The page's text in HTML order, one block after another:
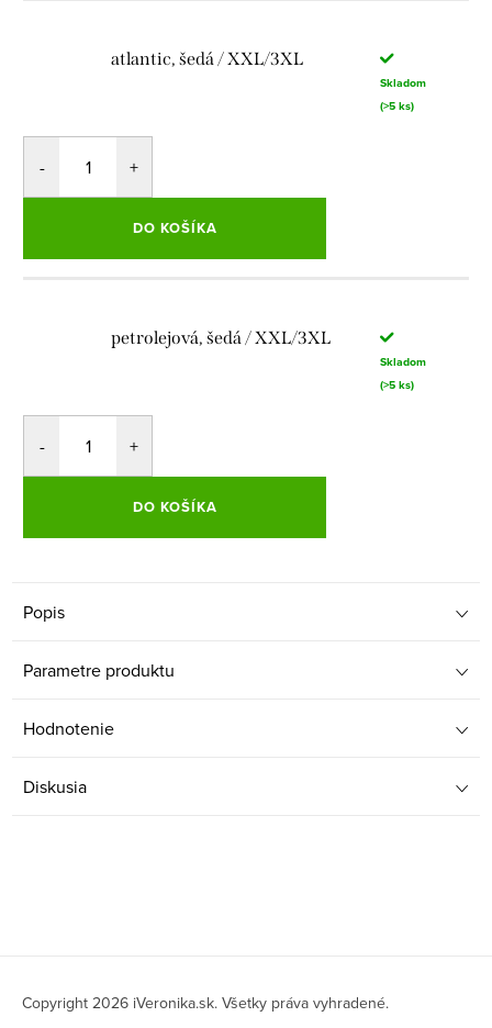
atlantic, šedá / XXL/3XL
Skladom
(>5 ks)
DO KOŠÍKA
petrolejová, šedá / XXL/3XL
Skladom
(>5 ks)
DO KOŠÍKA
Popis
Parametre produktu
Hodnotenie
Diskusia
Copyright 2026 iVeronika.sk. Všetky práva vyhradené.